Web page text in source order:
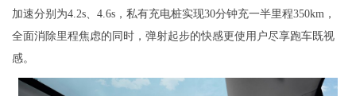
加速分别为4.2s、4.6s，私有充电桩实现30分钟充一半里程350km，
全面消除里程焦虑的同时，弹射起步的快感更使用户尽享跑车既视
感。